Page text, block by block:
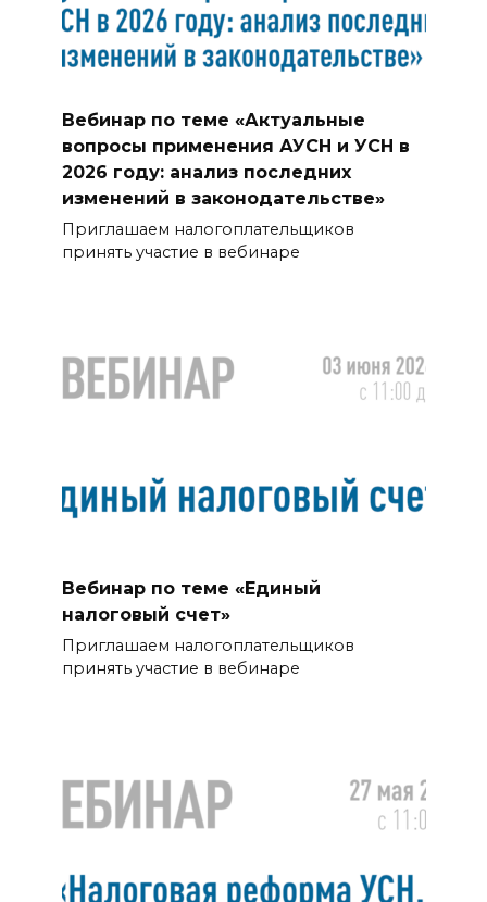
Вебинар по теме «Актуальные
вопросы применения АУСН и УСН в
2026 году: анализ последних
изменений в законодательстве»
Приглашаем налогоплательщиков
принять участие в вебинаре
Вебинар по теме «Единый
налоговый счет»
Приглашаем налогоплательщиков
принять участие в вебинаре